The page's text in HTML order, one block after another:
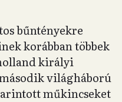
bűntényekre
korábban többek
királyi
világháború
műkincseket